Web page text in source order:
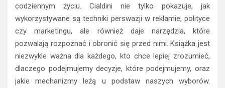
codziennym życiu. Cialdini nie tylko pokazuje, jak
wykorzystywane są techniki perswazji w reklamie, polityce
czy marketingu, ale również daje narzędzia, które
pozwalają rozpoznać i obronić się przed nimi. Książka jest
niezwykle ważna dla każdego, kto chce lepiej zrozumieć,
dlaczego podejmujemy decyzje, które podejmujemy, oraz
jakie mechanizmy leżą u podstaw naszych wyborów.